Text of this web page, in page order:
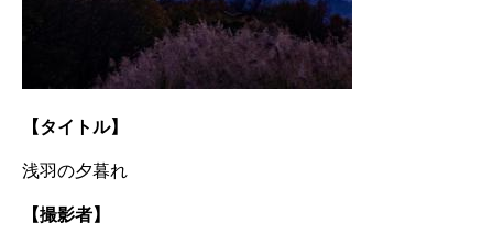
【タイトル】
浅羽の夕暮れ
【撮影者】